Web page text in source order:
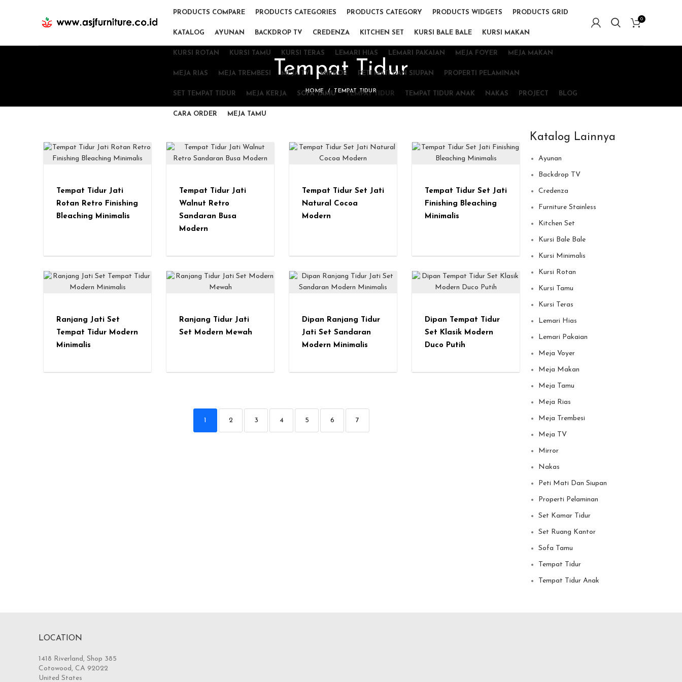
PRODUCTS COMPARE PRODUCTS CATEGORIES PRODUCTS CATEGORY PRODUCTS WIDGETS PRODUCTS GRID
KATALOG AYUNAN BACKDROP TV CREDENZA KITCHEN SET KURSI BALE BALE KURSI MAKAN
KURSI ROTAN KURSI TAMU KURSI TERAS LEMARI HIAS LEMARI PAKAIAN MEJA FOYER MEJA MAKAN
MEJA RIAS MEJA TREMBESI MEJA TV MIRROR PETI MATI DAN SIUPAN PROPERTI PELAMINAN
SET TEMPAT TIDUR MEJA KERJA SOFA TAMU TEMPAT TIDUR TEMPAT TIDUR ANAK NAKAS PROJECT BLOG
CARA ORDER MEJA TAMU
0
Tempat Tidur
HOME TEMPAT TIDUR
Tempat Tidur Jati
Rotan Retro Finishing
Bleaching Minimalis
Tempat Tidur Jati
Walnut Retro
Sandaran Busa
Modern
Tempat Tidur Set Jati
Natural Cocoa
Modern
Tempat Tidur Set Jati
Finishing Bleaching
Minimalis
Ranjang Jati Set
Tempat Tidur Modern
Minimalis
Ranjang Tidur Jati
Set Modern Mewah
Dipan Ranjang Tidur
Jati Set Sandaran
Modern Minimalis
Dipan Tempat Tidur
Set Klasik Modern
Duco Putih
1 2 3 4 5 6 7
Katalog Lainnya
Ayunan
Backdrop TV
Credenza
Furniture Stainless
Kitchen Set
Kursi Bale Bale
Kursi Minimalis
Kursi Rotan
Kursi Tamu
Kursi Teras
Lemari Hias
Lemari Pakaian
Meja Voyer
Meja Makan
Meja Tamu
Meja Rias
Meja Trembesi
Meja TV
Mirror
Nakas
Peti Mati Dan Siupan
Properti Pelaminan
Set Kamar Tidur
Set Ruang Kantor
Sofa Tamu
Tempat Tidur
Tempat Tidur Anak
LOCATION
1418 Riverland, Shop 385
Cotowood, CA 92022
United States